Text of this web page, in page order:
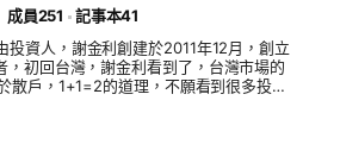
成員251
記事本41
投資人，謝金利創建於2011年12月，創立
，初回台灣，謝金利看到了，台灣市場的
散戶，1+1=2的道理，不願看到很多投資
時間，經歷了風風雨雨，已經發展成擁有